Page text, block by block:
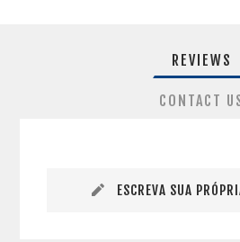
REVIEWS
CONTACT
ESCREVA SUA